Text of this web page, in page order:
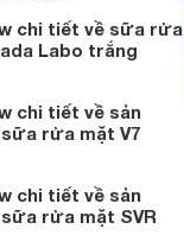
chi tiết về sữa rửa
Labo trắng
chi tiết về sản
rửa mặt V7
chi tiết về sản
rửa mặt SVR